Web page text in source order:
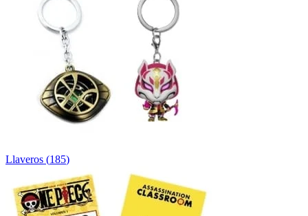
Llaveros (185)